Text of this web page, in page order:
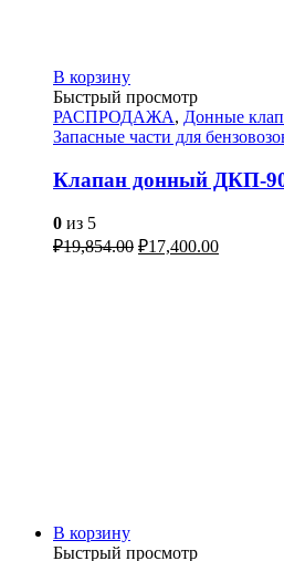
В корзину
Быстрый просмотр
РАСПРОДАЖА, Донные
Запасные части для
Клапан донный ДКП-
0 из 5
₽19,854.00 ₽17,400.00
В корзину
Быстрый просмотр